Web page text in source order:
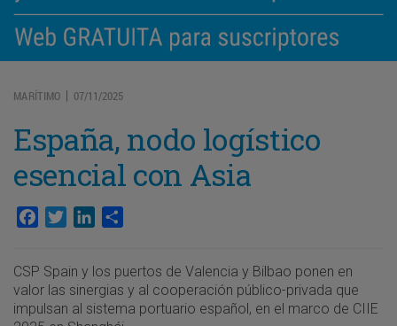
MARÍTIMO | 07/11/2025
España, nodo logístico
esencial con Asia
Facebook
TwitterLinkedIn
CSP Spain y los puertos de Valencia y Bilbao ponen en
valor las sinergias y al cooperación público-privada que
impulsan al sistema portuario español, en el marco de CIIE